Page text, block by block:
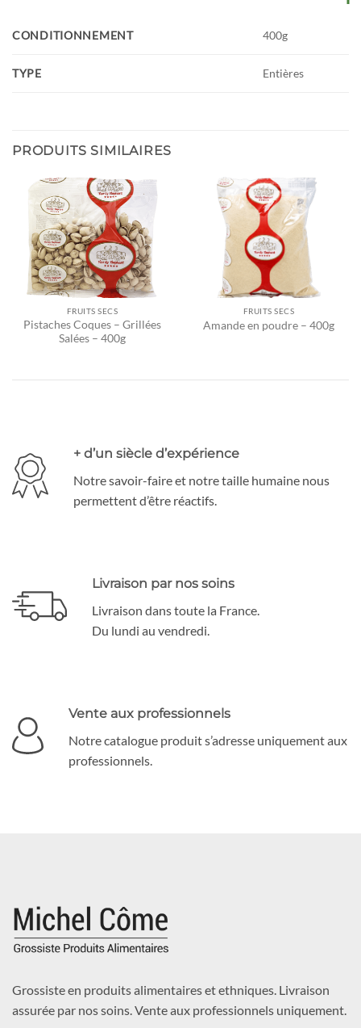
CONDITIONNEMENT 400g
TYPE Entières
PRODUITS SIMILAIRES
FRUITS SECS
Pistaches Coques – Grillées
Salées – 400g
FRUITS SECS
Amande en poudre – 400g
+ d’un siècle d’expérience
Notre savoir-faire et notre taille humaine nous
permettent d’être réactifs.
Livraison par nos soins
Livraison dans toute la France.
Du lundi au vendredi.
Vente aux professionnels
Notre catalogue produit s’adresse uniquement aux
professionnels.
Grossiste en produits alimentaires et ethniques. Livraison
assurée par nos soins. Vente aux professionnels uniquement.